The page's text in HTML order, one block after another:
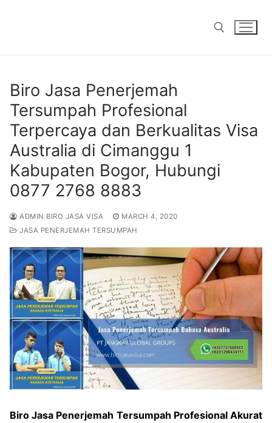
Biro Jasa Penerjemah
Tersumpah Profesional
Terpercaya dan Berkualitas Visa
Australia di Cimanggu 1
Kabupaten Bogor, Hubungi
0877 2768 8883
ADMIN BIRO JASA VISA
MARCH 4, 2020
JASA PENERJEMAH TERSUMPAH
Biro Jasa Penerjemah Tersumpah Profesional Akurat